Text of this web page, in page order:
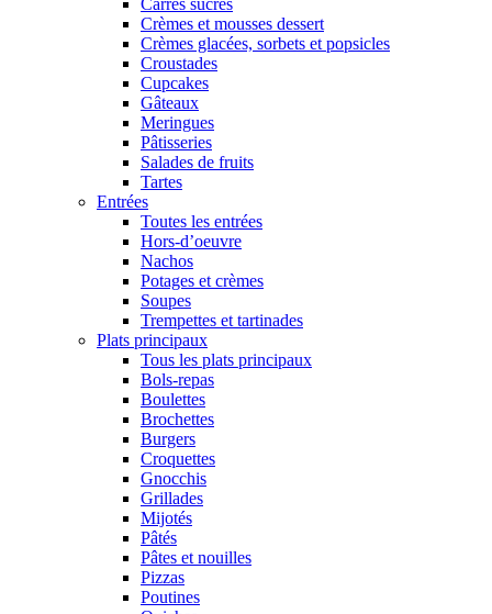
Carrés sucrés
Crèmes et mousses dessert
Crèmes glacées, sorbets et popsicles
Croustades
Cupcakes
Gâteaux
Meringues
Pâtisseries
Salades de fruits
Tartes
Entrées
Toutes les entrées
Hors-d’oeuvre
Nachos
Potages et crèmes
Soupes
Trempettes et tartinades
Plats principaux
Tous les plats principaux
Bols-repas
Boulettes
Brochettes
Burgers
Croquettes
Gnocchis
Grillades
Mijotés
Pâtés
Pâtes et nouilles
Pizzas
Poutines